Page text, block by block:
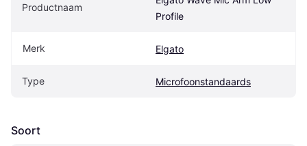
Productnaam
Profile
Merk Elgato
Type Microfoonstandaards
Soort